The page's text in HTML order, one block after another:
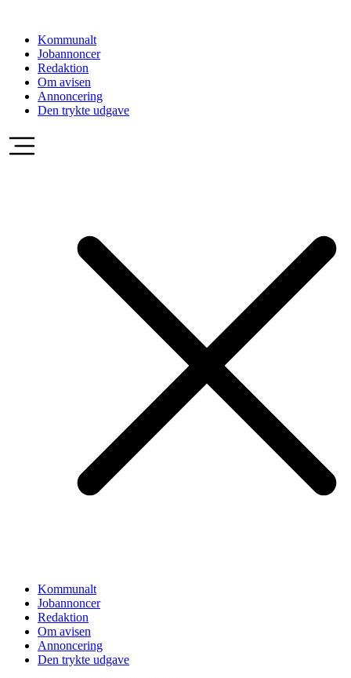
indholdKommunalt
Jobannoncer
Redaktion
Om avisen
Annoncering
Den trykte udgave
Kommunalt
Jobannoncer
Redaktion
Om avisen
Annoncering
Den trykte udgave